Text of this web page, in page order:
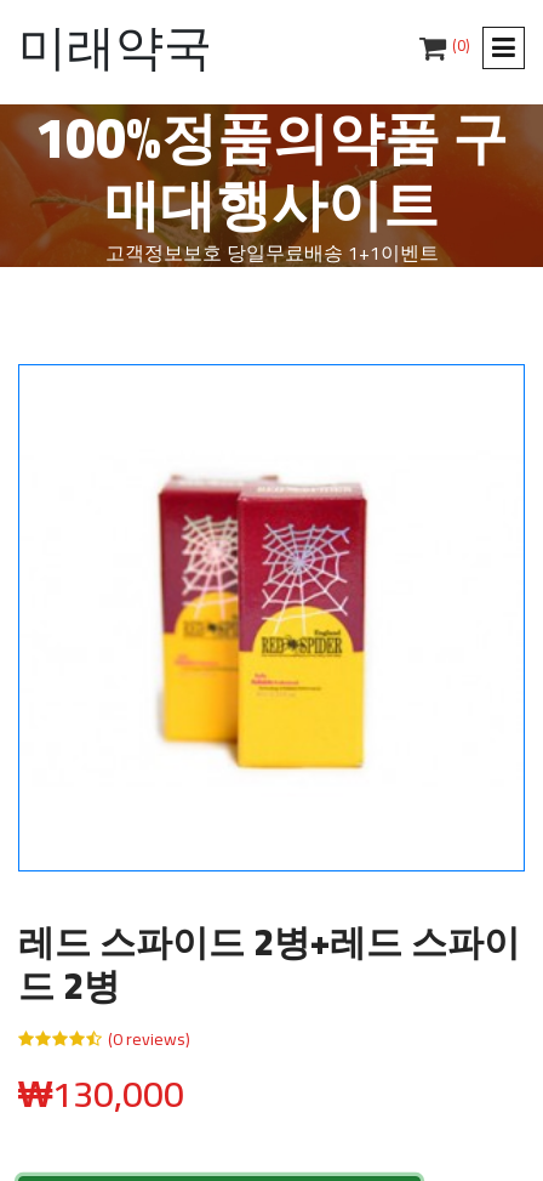
미래약국 (0)
100%정품의약품 구
매대행사이트
고객정보보호 당일무료배송 1+1이벤트
레드 스파이드 2병+레드 스파이
드 2병
(0 reviews)
₩130,000